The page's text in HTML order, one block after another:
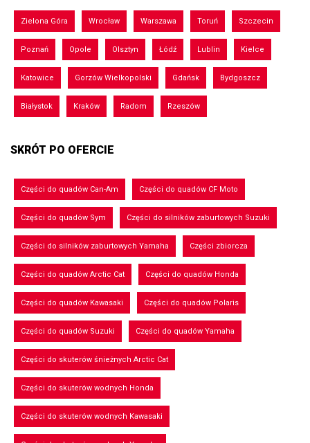
Zielona Góra Wrocław Warszawa Toruń Szczecin
Poznań Opole Olsztyn Łódź Lublin Kielce
Katowice Gorzów Wielkopolski Gdańsk Bydgoszcz
Białystok Kraków Radom Rzeszów
SKRÓT PO OFERCIE
Części do quadów Can-Am Części do quadów CF Moto
Części do quadów Sym Części do silników zaburtowych Suzuki
Części do silników zaburtowych Yamaha Części zbiorcza
Części do quadów Arctic Cat Części do quadów Honda
Części do quadów Kawasaki Części do quadów Polaris
Części do quadów Suzuki Części do quadów Yamaha
Części do skuterów śnieżnych Arctic Cat
Części do skuterów wodnych Honda
Części do skuterów wodnych Kawasaki